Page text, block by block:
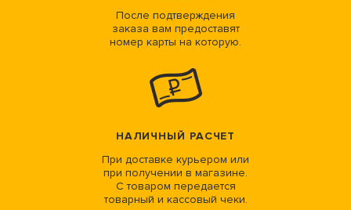
После подтверждения
заказа вам предоставят
номер карты на которую.
НАЛИЧНЫЙ РАСЧЕТ
При доставке курьером или
при получении в магазине.
С товаром передается
товарный и кассовый чеки.